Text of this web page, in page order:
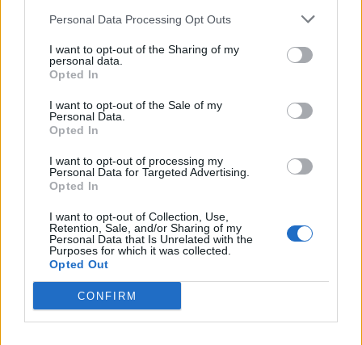
Personal Data Processing Opt Outs
I want to opt-out of the Sharing of my
personal data.
Opted In
I want to opt-out of the Sale of my
Personal Data.
Opted In
I want to opt-out of processing my
Personal Data for Targeted Advertising.
Opted In
I want to opt-out of Collection, Use,
Retention, Sale, and/or Sharing of my
Personal Data that Is Unrelated with the
Purposes for which it was collected.
Opted Out
CONFIRM
Potatis- och ostfyllt bröd
Dessa goda ost- och potatisfyllda bröd gräddas direkt
i stekpanna – extra härligt över öppen eld!
ost, mjuk potatisfyllning och en gyllene, frasig yta blir de